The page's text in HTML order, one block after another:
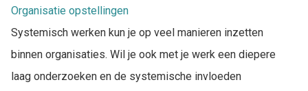
Organisatie opstellingen
Systemisch werken kun je op veel manieren inzetten
binnen organisaties. Wil je ook met je werk een diepere
laag onderzoeken en de systemische invloeden